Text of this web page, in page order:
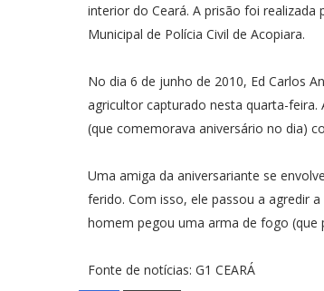
interior do Ceará. A prisão foi realizada
Municipal de Polícia Civil de Acopiara.
No dia 6 de junho de 2010, Ed Carlos
agricultor capturado nesta quarta-
(que comemorava aniversário no dia)
Uma amiga da aniversariante se
ferido. Com isso, ele passou a agredir
homem pegou uma arma de fogo (que
Fonte de notícias: G1 CEARÁ